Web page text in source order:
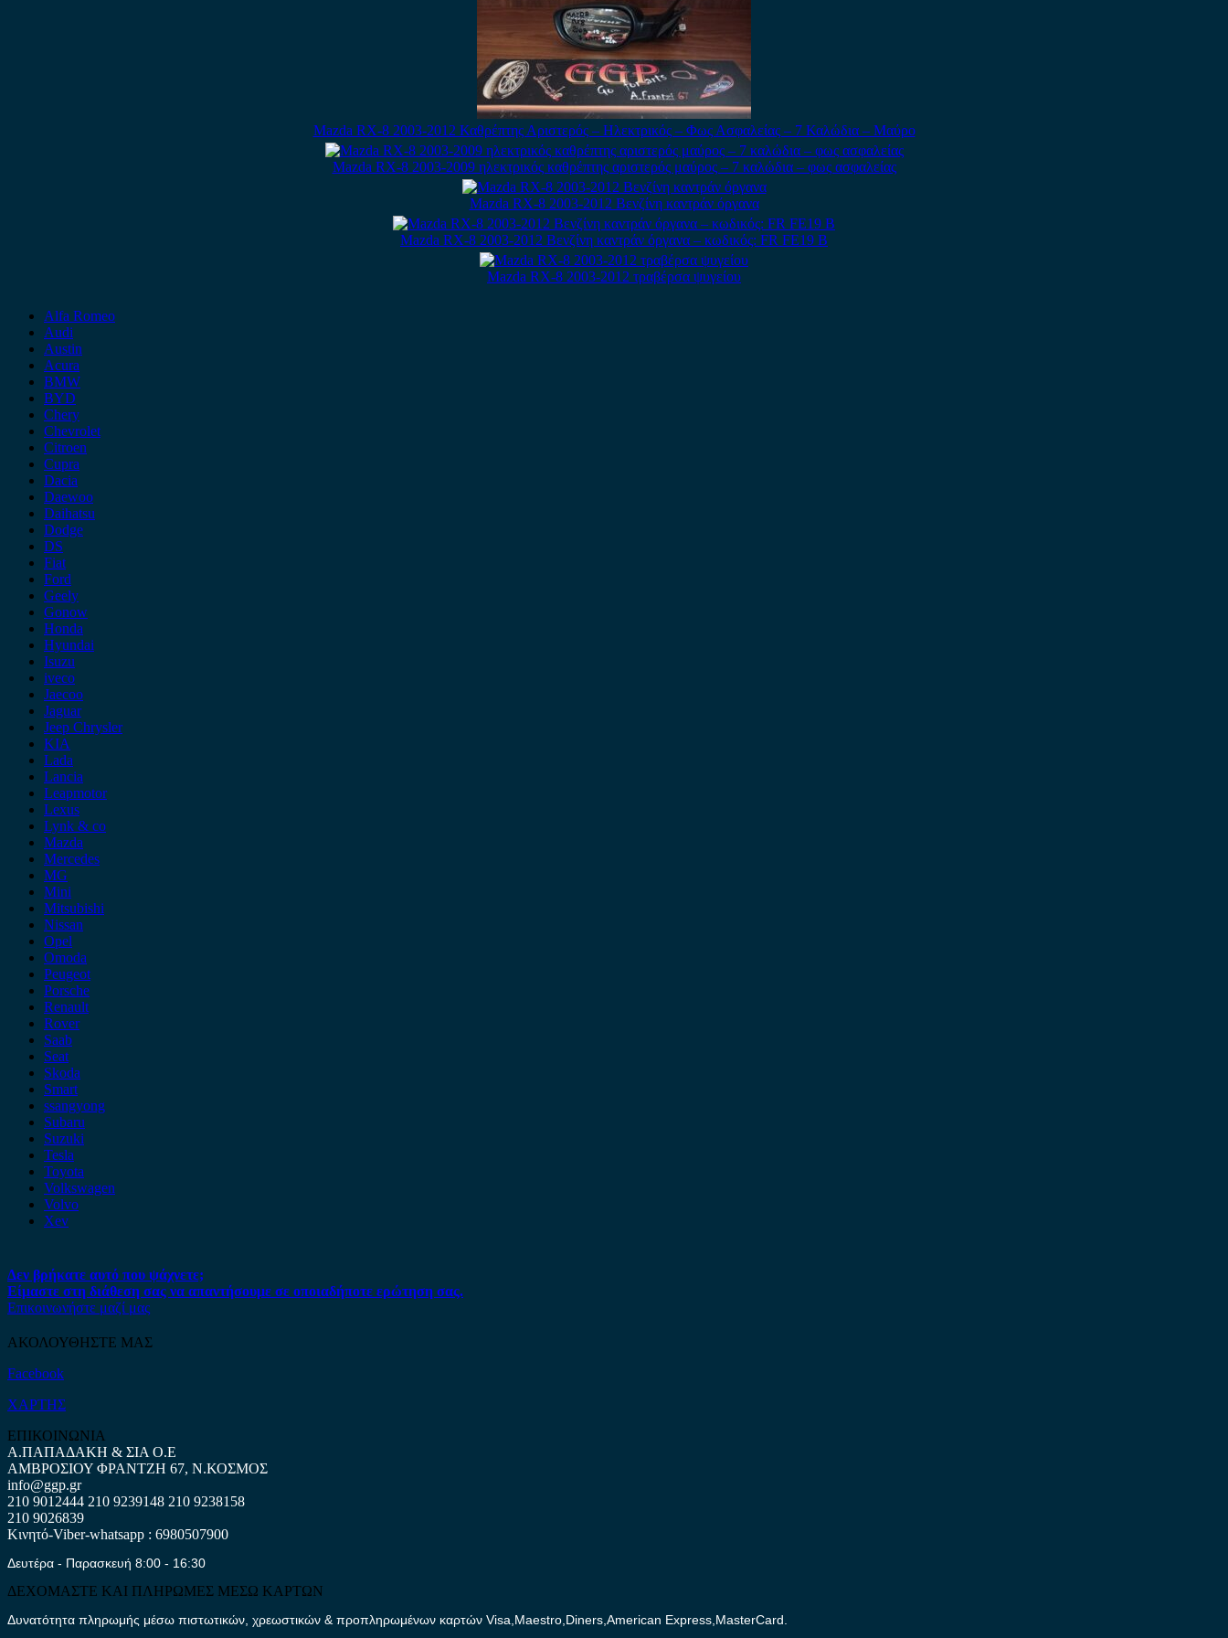
Mazda RX-8 2003-2012 Καθρέπτης Αριστερός – Ηλεκτρικός – Φως Ασφαλείας – 7 Καλώδια – Μαύρο
Mazda RX-8 2003-2009 ηλεκτρικός καθρέπτης αριστερός μαύρος – 7 καλώδια – φως ασφαλείας
Mazda RX-8 2003-2012 Βενζίνη καντράν όργανα
Mazda RX-8 2003-2012 Βενζίνη καντράν όργανα – κωδικός: FR FE19 B
Mazda RX-8 2003-2012 τραβέρσα ψυγείου
Alfa Romeo
Audi
Austin
Acura
BMW
BYD
Chery
Chevrolet
Citroen
Cupra
Dacia
Daewoo
Daihatsu
Dodge
DS
Fiat
Ford
Geely
Gonow
Honda
Hyundai
Isuzu
iveco
Jaecoo
Jaguar
Jeep Chrysler
KIA
Lada
Lancia
Leapmotor
Lexus
Lynk & co
Mazda
Mercedes
MG
Mini
Mitsubishi
Nissan
Opel
Omoda
Peugeot
Porsche
Renault
Rover
Saab
Seat
Skoda
Smart
ssangyong
Subaru
Suzuki
Tesla
Toyota
Volkswagen
Volvo
Xev
Δεν βρήκατε αυτό που ψάχνετε;
Είμαστε στη διάθεση σας να απαντήσουμε σε οποιαδήποτε ερώτηση σας.
Επικοινωνήστε μαζί μας
ΑΚΟΛΟΥΘΗΣΤΕ ΜΑΣ
Facebook
ΧΑΡΤΗΣ
ΕΠΙΚΟΙΝΩΝΙΑ
Α.ΠΑΠΑΔΑΚΗ & ΣΙΑ Ο.Ε
ΑΜΒΡΟΣΙΟΥ ΦΡΑΝΤΖΗ 67, Ν.ΚΟΣΜΟΣ
info@ggp.gr
210 9012444 210 9239148 210 9238158
210 9026839
Κινητό-Viber-whatsapp : 6980507900
Δευτέρα - Παρασκευή 8:00 - 16:30
ΔΕΧΟΜΑΣΤΕ ΚΑΙ ΠΛΗΡΩΜΕΣ ΜΕΣΩ ΚΑΡΤΩΝ
Δυνατότητα πληρωμής μέσω πιστωτικών, χρεωστικών & προπληρωμένων καρτών Visa,Maestro,Diners,American Express,MasterCard.